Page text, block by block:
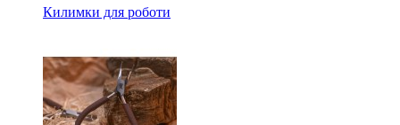
Килимки для роботи